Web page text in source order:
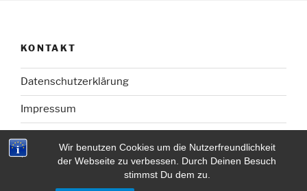
Wir benutzen Cookies um die Nutzerfreundlichkeit
der Webseite zu verbessen. Durch Deinen Besuch
stimmst Du dem zu.
KONTAKT
Datenschutzerklärung
Impressum